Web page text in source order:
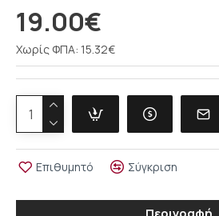
19.00€
Χωρίς ΦΠΑ: 15.32€
Επιθυμητό Σύγκριση